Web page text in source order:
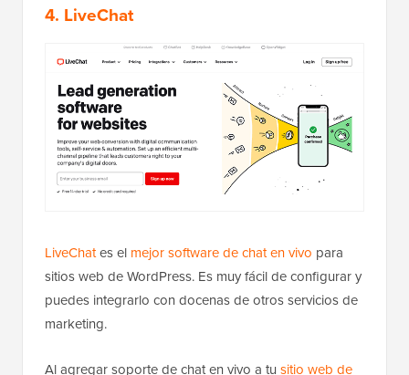
4. LiveChat
LiveChates el mejor software de chat en vivo para
sitios web de WordPress. Es muy fácil de configurar y
puedes integrarlo con docenas de otros servicios de
marketing.
Al agregar soporte de chat en vivo a tu sitio web de